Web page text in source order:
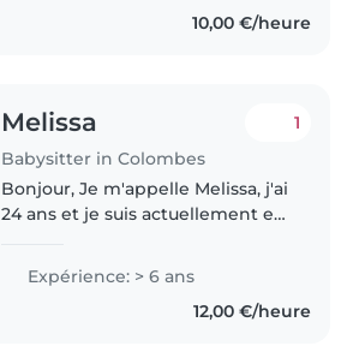
10,00 €/heure
Melissa
Babysitter in Colombes
1
Bonjour, Je m'appelle Melissa, j'ai
24 ans et je suis actuellement en
Travail après avoir obtenue une
Licence Santé. Depuis l'âge de 17
Expérience: > 6 ans
12,00 €/heure